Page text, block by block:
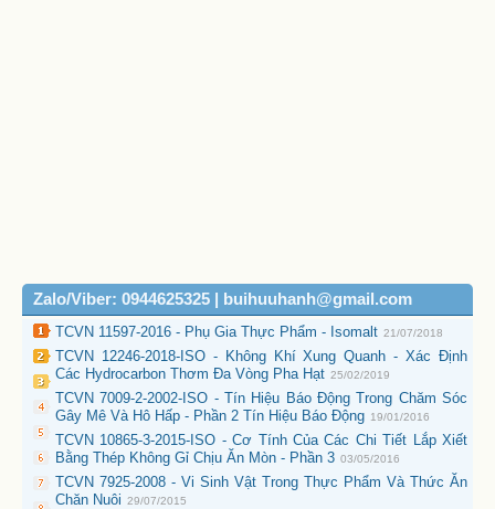
Zalo/Viber: 0944625325 | buihuuhanh@gmail.com
TCVN 11597-2016 - Phụ Gia Thực Phẩm - Isomalt 21/07/2018
TCVN 12246-2018-ISO - Không Khí Xung Quanh - Xác Định
Các Hydrocarbon Thơm Đa Vòng Pha Hạt 25/02/2019
TCVN 7009-2-2002-ISO - Tín Hiệu Báo Động Trong Chăm Sóc
Gây Mê Và Hô Hấp - Phần 2 Tín Hiệu Báo Động 19/01/2016
TCVN 10865-3-2015-ISO - Cơ Tính Của Các Chi Tiết Lắp Xiết
Bằng Thép Không Gỉ Chịu Ăn Mòn - Phần 3 03/05/2016
TCVN 7925-2008 - Vi Sinh Vật Trong Thực Phẩm Và Thức Ăn
Chăn Nuôi 29/07/2015